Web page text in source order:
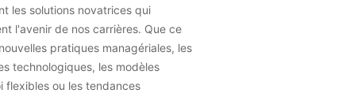
les solutions novatrices qui
l'avenir de nos carrières. Que ce
pratiques managériales, les
technologiques, les modèles
flexibles ou les tendances